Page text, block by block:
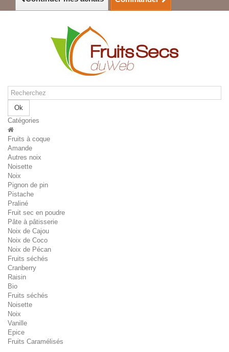
Ok
Catégories
Fruits à coque
Amande
Autres noix
Noisette
Noix
Pignon de pin
Pistache
Praliné
Fruit sec en poudre
Pâte à pâtisserie
Noix de Cajou
Noix de Coco
Noix de Pécan
Fruits séchés
Cranberry
Raisin
Bio
Fruits séchés
Noisette
Noix
Vanille
Epice
Fruits Caramélisés